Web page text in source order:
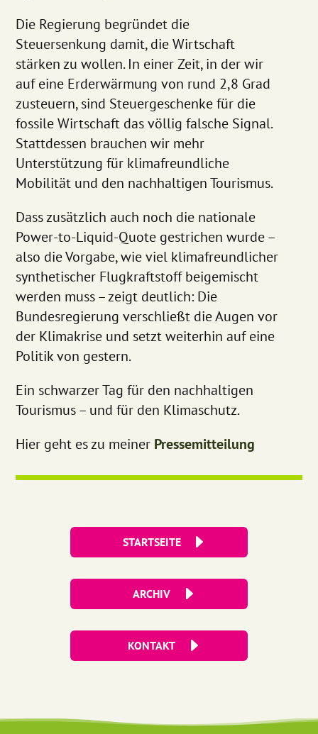
Die Regierung begründet die
Steuersenkung damit, die Wirtschaft
stärken zu wollen. In einer Zeit, in der wir
auf eine Erderwärmung von rund 2,8 Grad
zusteuern, sind Steuergeschenke für die
fossile Wirtschaft das völlig falsche Signal.
Stattdessen brauchen wir mehr
Unterstützung für klimafreundliche
Mobilität und den nachhaltigen Tourismus.
Dass zusätzlich auch noch die nationale
Power-to-Liquid-Quote gestrichen wurde –
also die Vorgabe, wie viel klimafreundlicher
synthetischer Flugkraftstoff beigemischt
werden muss – zeigt deutlich: Die
Bundesregierung verschließt die Augen vor
der Klimakrise und setzt weiterhin auf eine
Politik von gestern.
Ein schwarzer Tag für den nachhaltigen
Tourismus – und für den Klimaschutz.
Hier geht es zu meiner Pressemitteilung
STARTSEITE
ARCHIV
KONTAKT